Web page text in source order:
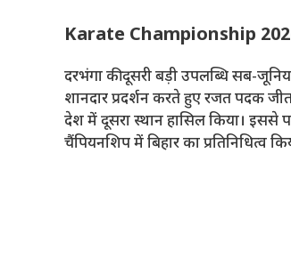
Karate Championship
दरभंगा की दूसरी बड़ी उपलब्धि सब-
शानदार प्रदर्शन करते हुए रजत पदक
देश में दूसरा स्थान हासिल किया। इससे
चैंपियनशिप में बिहार का प्रतिनिधित्व